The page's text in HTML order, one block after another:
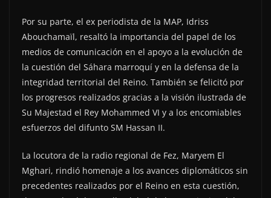
Por su parte, el ex periodista de la MAP, Idriss
Abouchamaïl, resaltó la importancia del papel de los
medios de comunicación en el apoyo a la evolución de
la cuestión del Sáhara marroquí y en la defensa de la
integridad territorial del Reino. También se felicitó por
los progresos realizados gracias a la visión ilustrada de
Su Majestad el Rey Mohammed VI y a los encomiables
esfuerzos del difunto SM Hassan II.
La locutora de la radio regional de Fez, Maryem El
Mghari, rindió homenaje a los avances diplomáticos sin
precedentes realizados por el Reino en esta cuestión,